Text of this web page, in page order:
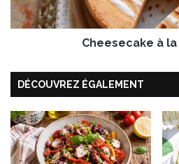
u
v
l
h
u
i
l
e
k
l
i
t
r
o
Cheesecake à
DÉCOUVREZ ÉGALEMENT